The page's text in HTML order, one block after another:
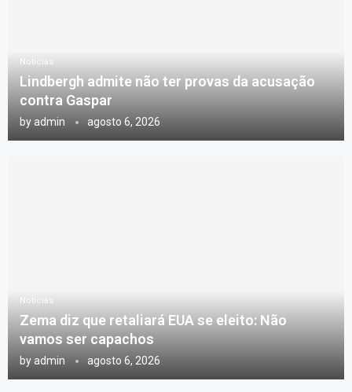
Notícias
Lindbergh admite não ter provas da acusação
contra Gaspar
by admin agosto 6, 2026
Notícias
Zema diz que retaliará EUA se eleito: Não
vamos ser capachos
byadmin agosto 6, 2026